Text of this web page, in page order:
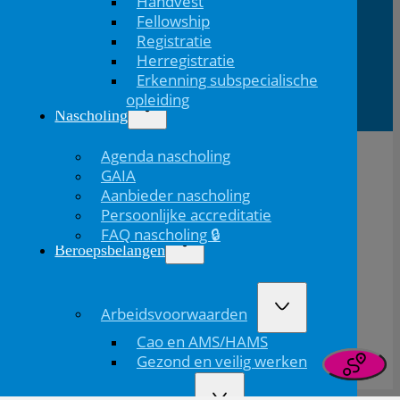
Fellowship
Registratie
Herregistratie
Erkenning subspecialische
opleiding
Nascholing
Agenda nascholing
GAIA
Aanbieder nascholing
Persoonlijke accreditatie
FAQ nascholing 🔒
Beroepsbelangen
Arbeidsvoorwaarden
Cao en AMS/HAMS
Gezond en veilig werken
De NVK geeft geen medisch advies aan patiënten.
Wij adviseren je om contact op te nemen met jouw huisarts of behandelend arts.
Copyright © 2026, Nederlandse Vereniging voor Kindergeneeskunde